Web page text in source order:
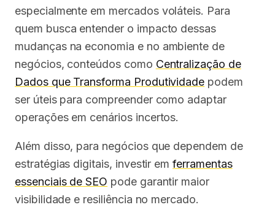
especialmente em mercados voláteis. Para
quem busca entender o impacto dessas
mudanças na economia e no ambiente de
negócios, conteúdos como Centralização de
Dados que Transforma Produtividade podem
ser úteis para compreender como adaptar
operações em cenários incertos.
Além disso, para negócios que dependem de
estratégias digitais, investir emferramentas
essenciais de SEO pode garantir maior
visibilidade e resiliência no mercado.